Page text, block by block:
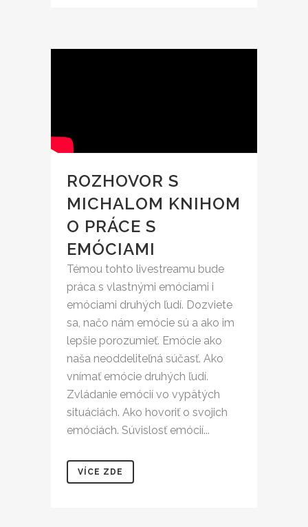
ROZHOVOR S
MICHALOM KNIHOM
O PRÁCE S
EMÓCIAMI
Témou tohto livestreamu bude
práca s vlastnými emóciami i
emóciami druhých ľudí. Dozviete
sa, načo nám emócie sú a ako im
lepšie porozumieť. Emócie ako
naša neoddeliteľná súčasť. Ako
vnímať emócie druhých ľudí.
Zvládanie emócií vo vypätých
situáciách. Ako hovoriť o svojich
emóciách. Súvislosť emócií...
VÍCE ZDE